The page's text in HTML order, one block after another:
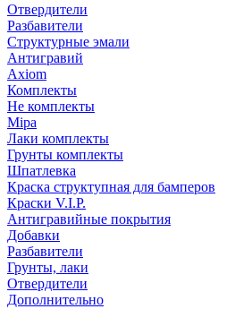
Отвердители
Разбавители
Структурные эмали
Антигравий
Axiom
Комплекты
Не комплекты
Mipa
Лаки комплекты
Грунты комплекты
Шпатлевка
Краска структупная для бамперов
Краски V.I.P.
Антигравийные покрытия
Добавки
Разбавители
Грунты, лаки
Отвердители
Дополнительно